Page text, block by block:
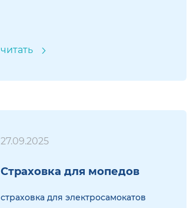
читать
27.09.2025
Страховка для мопедов
страховка для электросамокатов